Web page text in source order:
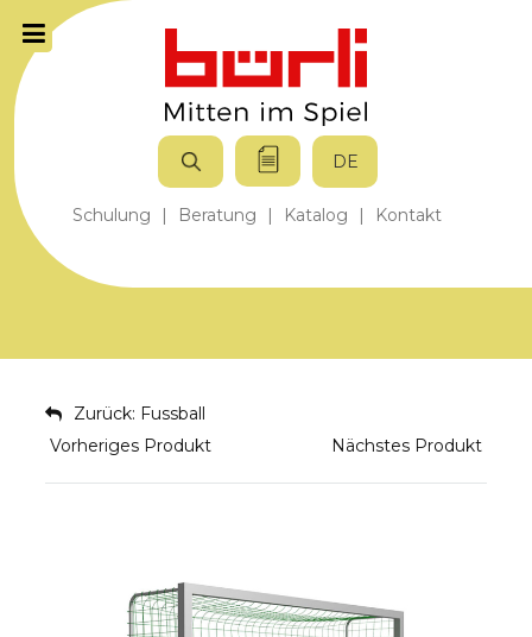
Schulung | Beratung | Katalog | Kontakt
DE
Zurück: Fussball
Vorheriges Produkt
Nächstes Produkt